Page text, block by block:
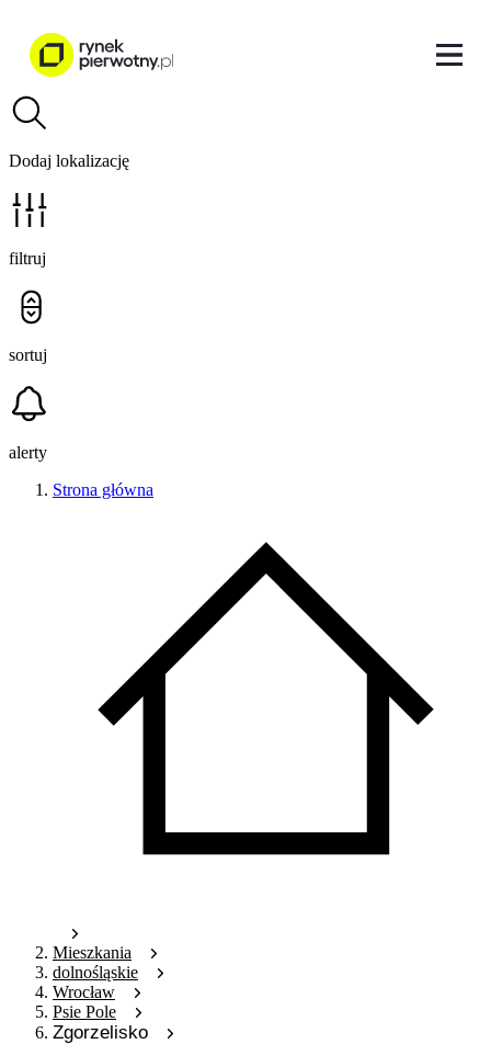
Dodaj lokalizację
filtruj
sortuj
alerty
Strona główna
Mieszkania
dolnośląskie
Wrocław
Psie Pole
Zgorzelisko